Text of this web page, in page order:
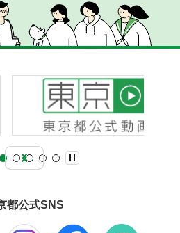
都公式SNS